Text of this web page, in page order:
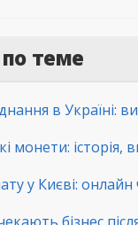
теме
в Україні:
монети: історія,
у Києві:
бізнес